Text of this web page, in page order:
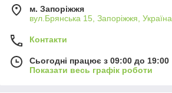
м. Запоріжжя
вул.Брянська 15, Запоріжжя, Україна
Контакти
Сьогодні працює з 09:00 до 19:00
Показати весь графік роботи